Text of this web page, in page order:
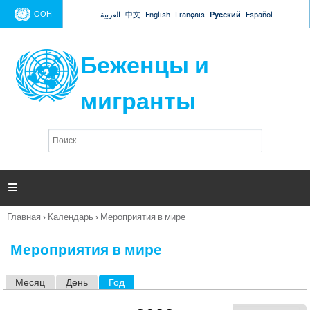
Jump to navigation
ООН العربية 中文 English Français Русский Español
Беженцы и
мигранты
п
и

Вы
Главная › Календарь › Мероприятия в мире
Мероприятия в мире
Месяц День Год